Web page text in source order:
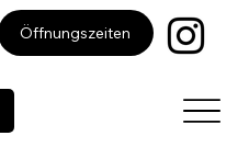
Öffnungszeiten